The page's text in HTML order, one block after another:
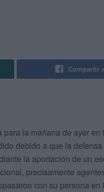
Compartir
la mañana de ayer
debido a que la
la aportación de un
precisamente
con su persona